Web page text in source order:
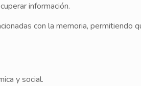
información.
con la memoria, permitiendo
y social.